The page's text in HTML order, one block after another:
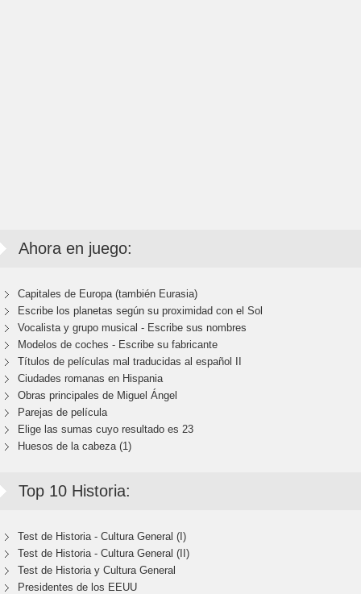
Ahora en juego:
Capitales de Europa (también Eurasia)
Escribe los planetas según su proximidad con el Sol
Vocalista y grupo musical - Escribe sus nombres
Modelos de coches - Escribe su fabricante
Títulos de películas mal traducidas al español II
Ciudades romanas en Hispania
Obras principales de Miguel Ángel
Parejas de película
Elige las sumas cuyo resultado es 23
Huesos de la cabeza (1)
Top 10 Historia:
Test de Historia - Cultura General (I)
Test de Historia - Cultura General (II)
Test de Historia y Cultura General
Presidentes de los EEUU